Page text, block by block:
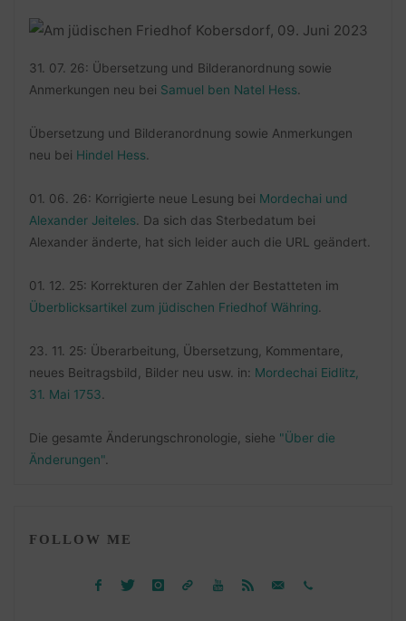
31. 07. 26: Übersetzung und Bilderanordnung sowie
Anmerkungen neu bei Samuel ben Natel Hess
Übersetzung und Bilderanordnung sowie Anmerkungen
neu bei Hindel Hess
01. 06. 26: Korrigierte neue Lesung bei Mordechai und
Alexander Jeiteles . Da sich das Sterbedatum bei
Alexander änderte, hat sich leider auch die URL geändert.
01. 12. 25: Korrekturen der Zahlen der Bestatteten im
Überblicksartikel zum jüdischen Friedhof Währing
23. 11. 25: Überarbeitung, Übersetzung, Kommentare,
neues Beitragsbild, Bilder neu usw. in: Mordechai Eidlitz,
31. Mai 1753
Die gesamte Änderungschronologie, siehe "Über die
Änderungen".
FOLLOW ME